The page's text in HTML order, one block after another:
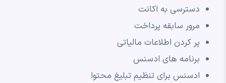
دسترسی به اکانت
مرور سابقه پرداخت
پر کردن اطلاعات مالیاتی
برنامه های ادسنس
ادسنس برای تنظیم تبلیغ محتوا